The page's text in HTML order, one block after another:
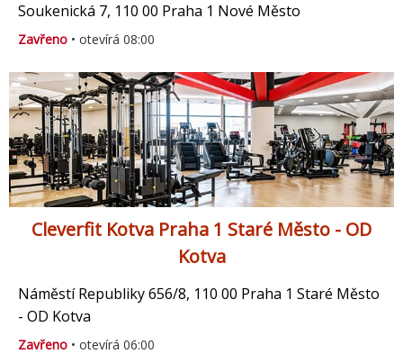
Soukenická 7, 110 00 Praha 1 Nové Město
Zavřeno • otevírá 08:00
Cleverfit Kotva Praha 1 Staré Město - OD
Kotva
Náměstí Republiky 656/8, 110 00 Praha 1 Staré Město
- OD Kotva
Zavřeno • otevírá 06:00